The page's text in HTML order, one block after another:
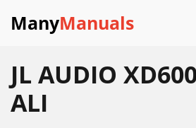
ManyManuals
JL AUDIO
ALI